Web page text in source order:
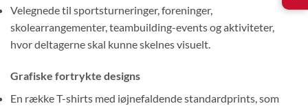
Velegnede til sportsturneringer, foreninger,
skolearrangementer, teambuilding-events og aktiviteter,
hvor deltagerne skal kunne skelnes visuelt.
Grafiske fortrykte designs
En række T-shirts med iøjnefaldende standardprints, som